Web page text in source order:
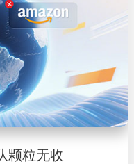
颗粒无收